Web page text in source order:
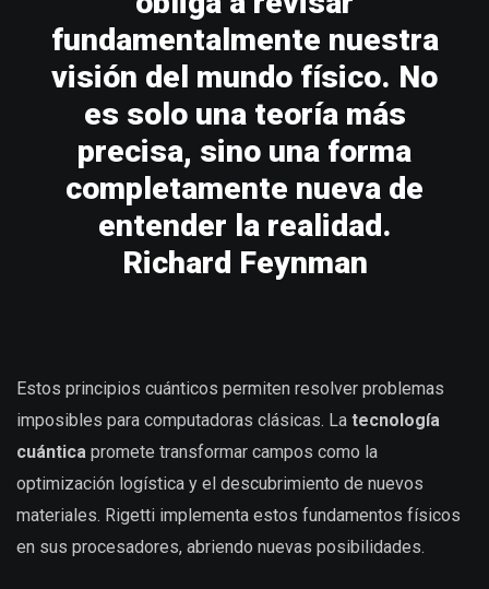
fundamentalmente nuestra
visión del mundo físico. No
es solo una teoría más
precisa, sino una forma
completamente nueva de
entender la realidad.
Richard Feynman
Estos principios cuánticos permiten resolver problemas
imposibles para computadoras clásicas. La tecnología
cuántica promete transformar campos como la
optimización logística y el descubrimiento de nuevos
materiales. Rigetti implementa estos fundamentos físicos
en sus procesadores, abriendo nuevas posibilidades.